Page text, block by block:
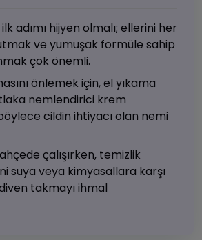
ilk adımı hijyen olmalı; ellerini her
ve yumuşak formüle sahip
çok önemli.
önlemek için, el yıkama
nemlendirici krem
cildin ihtiyacı olan nemi
çalışırken, temizlik
suya veya kimyasallara karşı
takmayı ihmal